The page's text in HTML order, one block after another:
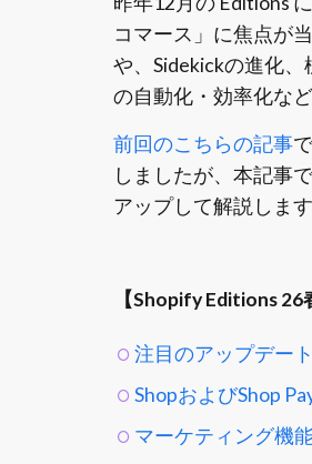
コマース」に焦点が
や、Sidekickの進化
の自動化・効率化な
前回のこちらの記事
しましたが、本記事
アップして解説します
【Shopify Editions
注目のアップデー
ShopおよびShop
マーケティング機